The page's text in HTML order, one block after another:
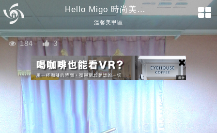
184 3
Hello Migo 時尚美甲設計
溫馨美甲區